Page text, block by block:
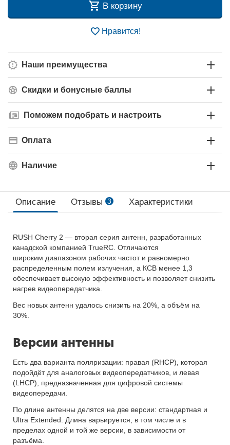
В корзину
Нравится!
Наши преимущества
Скидки и бонусные баллы
Поможем подобрать и настроить
Оплата
Наличие
Описание Отзывы 3 Характеристики
RUSH Cherry 2 — вторая серия антенн, разработанных
канадской компанией TrueRC. Отличаются
широким диапазоном рабочих частот и равномерно
распределенным полем излучения, а КСВ менее 1,3
обеспечивает высокую эффективность и позволяет снизить
нагрев видеопередатчика.
Вес новых антенн удалось снизить на 20%, а объём на
30%.
Версии антенны
Есть два варианта поляризации: правая (RHCP), которая
подойдёт для аналоговых видеопередатчиков, и левая
(LHCP), предназначенная для цифровой системы
видеопередачи.
По длине антенны делятся на две версии: стандартная и
Ultra Extended. Длина варьируется, в том числе и в
пределах одной и той же версии, в зависимости от
разъёма.